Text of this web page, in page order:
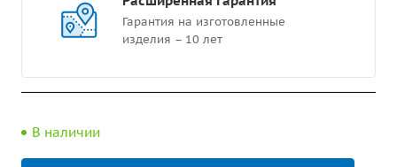
Гарантия на изготовленные
изделия – 10 лет
В наличии